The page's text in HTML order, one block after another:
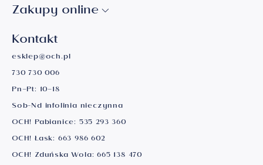
Zakupy online
Kontakt
esklep@och.pl
730 730 006
Pn–Pt: 10–18
Sob-Nd infolinia nieczynna
OCH! Pabianice: 535 293 360
OCH! Łask: 663 986 602
OCH! Zduńska Wola:665 138 470